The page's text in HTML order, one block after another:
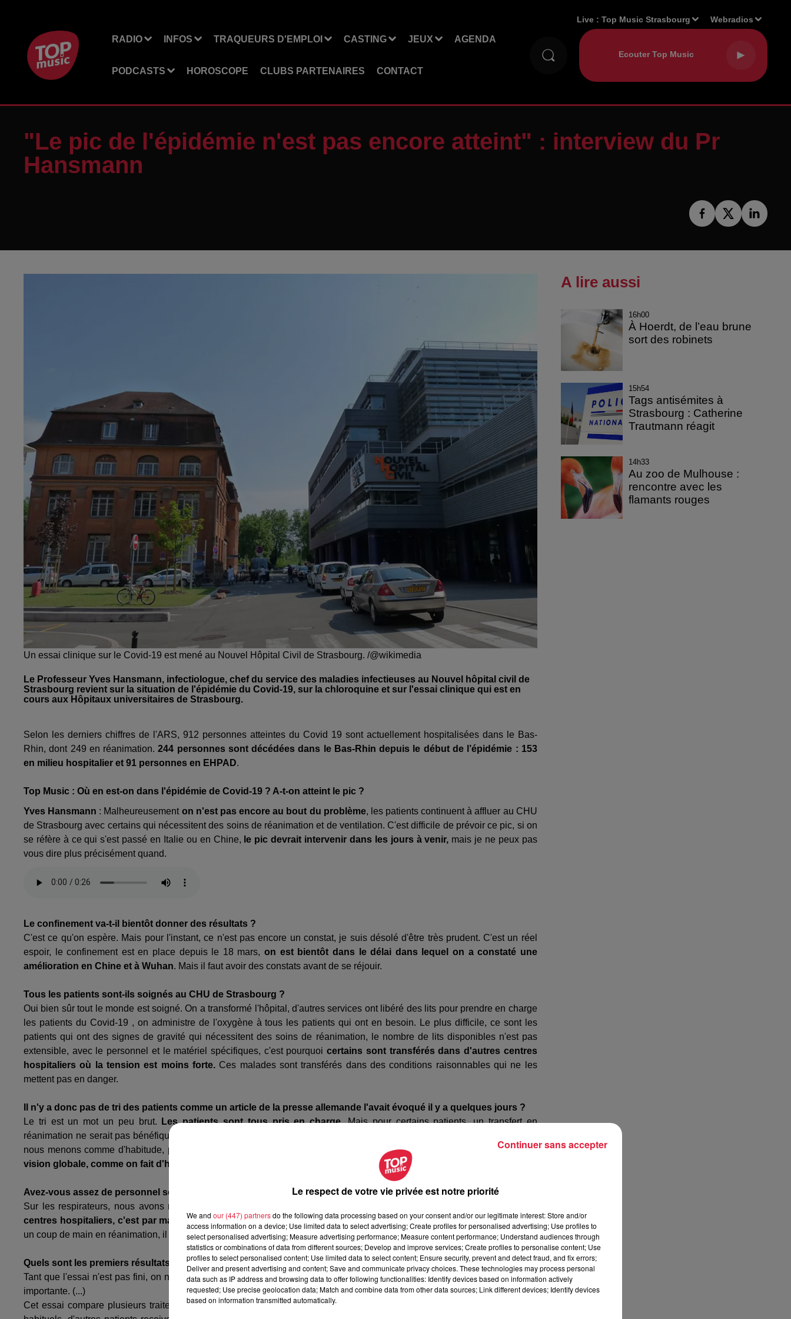
RADIO INFOS TRAQUEURS D'EMPLOI CASTING JEUX AGENDA
PODCASTS HOROSCOPE CLUBS PARTENAIRES CONTACT
Live :Top Music Strasbourg Webradios
"Le pic de l'épidémie n'est pas encore atteint" : interview du Pr
Hansmann
Un essai clinique sur le Covid-19 est mené au Nouvel Hôpital Civil de Strasbourg. /@wikimedia
Le Professeur Yves Hansmann, infectiologue, chef du service des maladies infectieuses au Nouvel hôpital civil de
Strasbourg revient sur la situation de l'épidémie du Covid-19, sur la chloroquine et sur l'essai clinique qui est en
cours aux Hôpitaux universitaires de Strasbourg.
Selon les derniers chiffres de l'ARS, 912 personnes atteintes du Covid 19 sont actuellement hospitalisées dans le Bas-
Rhin, dont 249 en réanimation.244 personnes sont décédées dans le Bas-Rhin depuis le début de l’épidémie : 153
en milieu hospitalier et 91 personnes en EHPAD.
Top Music : Où en est-on dans l'épidémie de Covid-19 ? A-t-on atteint le pic ?
Yves Hansmann : Malheureusement on n'est pas encore au bout du problème, les patients continuent à affluer au CHU
de Strasbourg avec certains qui nécessitent des soins de réanimation et de ventilation. C'est difficile de prévoir ce pic, si on
se réfère à ce qui s'est passé en Italie ou en Chine, le pic devrait intervenir dans les jours à venir, mais je ne peux pas
vous dire plus précisément quand.
Le confinement va-t-il bientôt donner des résultats ?
C'est ce qu'on espère. Mais pour l'instant, ce n'est pas encore un constat, je suis désolé d'être très prudent. C'est un réel
espoir, le confinement est en place depuis le 18 mars,on est bientôt dans le délai dans lequel on a constaté une
amélioration en Chine et à Wuhan. Mais il faut avoir des constats avant de se réjouir.
Tous les patients sont-ils soignés au CHU de Strasbourg ?
Oui bien sûr tout le monde est soigné. On a transformé l'hôpital, d'autres services ont libéré des lits pour prendre en charge
les patients du Covid-19 , on administre de l'oxygène à tous les patients qui ont en besoin. Le plus difficile, ce sont les
patients qui ont des signes de gravité qui nécessitent des soins de réanimation, le nombre de lits disponibles n'est pas
extensible, avec le personnel et le matériel spécifiques, c'est pourquoicertains sont transférés dans d'autres centres
hospitaliers où la tension est moins forte. Ces malades sont transférés dans des conditions raisonnables qui ne les
mettent pas en danger.
Il n'y a donc pas de tri des patients comme un article de la presse allemande l'avait évoqué il y a quelques jours ?
Le tri est un mot un peu brut.
Les patients sont tous pris en charge. Mais pour certains patients, un transfert en
réanimation ne serait pas bénéfique pour eux en raison de leur âge ou d'autres facteurs de risque. C'est une réflexion que
nous menons comme d'habitude, pour une prise en charge la plus adaptée aux patients.Ce n'est pas un tri, c'est une
vision globale, comme on fait d'habitude
Avez-vous assez de personnel soignant et assez de respirateurs ?
Sur les respirateurs, nous avons relancé des commandes.
centres hospitaliers, c'est par manque de moyens.(...) Nous continuons également à former du personnel pour donner
un coup de main en réanimation, il y a un partage des tâches, nous réorganisons nos services.
Quels sont les premiers résultats de l'essai clinique mené sur le Covid-19 à l'hôpital de Strasbourg ?
Tant que l'essai n'est pas fini, on ne peut pas donner de résultat même si ça va très vite. Il y a une mobilisation extrêment
importante. (...)
Cet essai compare plusieurs traitements : des patients ont une prise en charge standard avec de l'oxygène et les soins
A lire aussi
16h00
À Hoerdt, de l’eau brune
sort des robinets
15h54
Tags antisémites à
Strasbourg : Catherine
Trautmann réagit
14h33
Au zoo de Mulhouse :
rencontre avec les
flamants rouges
Le respect de votre vie privée est notre priorité
We and our (447) partnersdo the following data processing based on your consent and/or our legitimate interest: Store and/or
access information on a device; Use limited data to select advertising; Create profiles for personalised advertising; Use profiles to
select personalised advertising; Measure advertising performance; Measure content performance; Understand audiences through
statistics or combinations of data from different sources; Develop and improve services; Create profiles to personalise content; Use
profiles to select personalised content; Use limited data to select content; Ensure security, prevent and detect fraud, and fix errors;
Deliver and present advertising and content; Save and communicate privacy choices. These technologies may process personal
data such as IP address and browsing data to offer following functionalities: Identify devices based on information actively
requested; Use precise geolocation data; Match and combine data from other data sources; Link different devices; Identify devices
based on information transmitted automatically.
Continuer sans accepter